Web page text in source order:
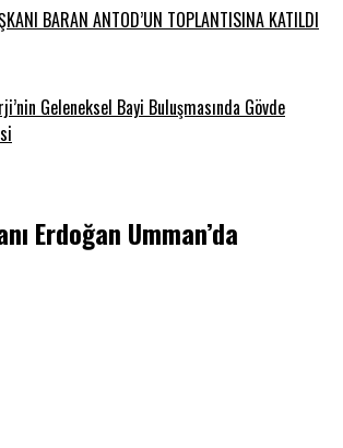
BARAN ANTOD’UN TOPLANTISINA KATILDI
Geleneksel Bayi Buluşmasında Gövde
Erdoğan Umman’da